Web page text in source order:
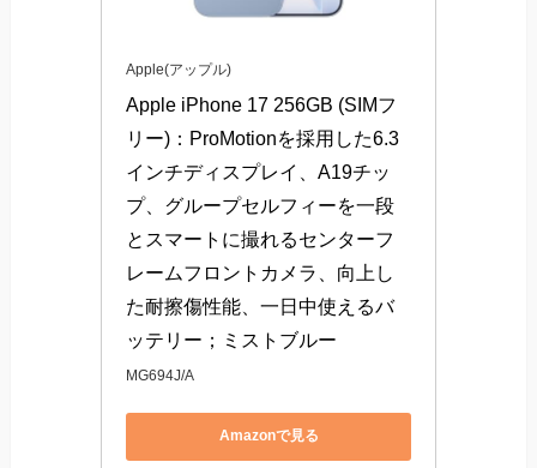
Apple(アップル)
Apple iPhone 17 256GB (SIMフ
リー)：ProMotionを採用した6.3
インチディスプレイ、A19チッ
プ、グループセルフィーを一段
とスマートに撮れるセンターフ
レームフロントカメラ、向上し
た耐擦傷性能、一日中使えるバ
ッテリー；ミストブルー
MG694J/A
Amazonで見る